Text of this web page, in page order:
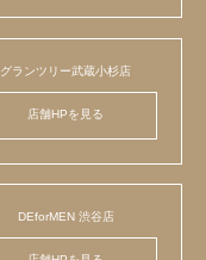
グランツリー武蔵小杉店
店舗HPを見る
DEforMEN 渋谷店